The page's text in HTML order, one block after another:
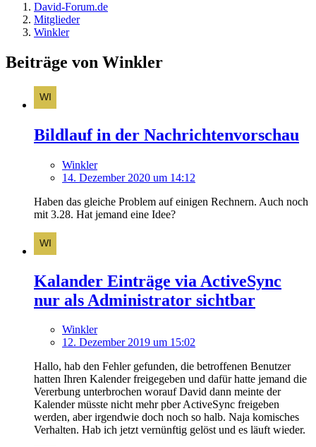
David-Forum.de
Mitglieder
Winkler
Beiträge von Winkler
Bildlauf in der Nachrichtenvorschau
Winkler
14. Dezember 2020 um 14:12
Haben das gleiche Problem auf einigen Rechnern. Auch noch
mit 3.28. Hat jemand eine Idee?
Kalander Einträge via ActiveSync
nur als Administrator sichtbar
Winkler
12. Dezember 2019 um 15:02
Hallo, hab den Fehler gefunden, die betroffenen Benutzer
hatten Ihren Kalender freigegeben und dafür hatte jemand die
Vererbung unterbrochen worauf David dann meinte der
Kalender müsste nicht mehr pber ActiveSync freigeben
werden, aber irgendwie doch noch so halb. Naja komisches
Verhalten. Hab ich jetzt vernünftig gelöst und es läuft wieder.